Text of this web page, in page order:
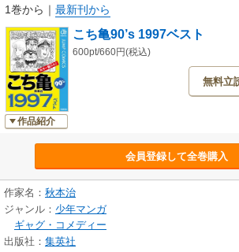
1巻から ｜ 最新刊から
作品紹介
こち亀90’s 1997ベスト
600pt/660円(税込)
無料立
会員登録して全巻購入
作家名： 秋本治
ジャンル： 少年マンガ
ギャグ・コメディー
出版社： 集英社